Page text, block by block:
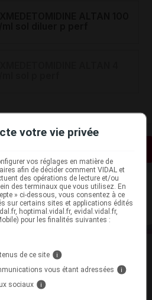
votre vie privée
vos réglages en matière de
afin de décider comment VIDAL et
des opérations de lecture et/ou
des terminaux que vous utilisez. En
» ci-dessous, vous consentez à ce
sur certains sites et applications édités
hoptimal.vidal.fr, evidal.vidal.fr,
pour les finalités suivantes :
de ce site i
vous étant adressées i
sociaux i